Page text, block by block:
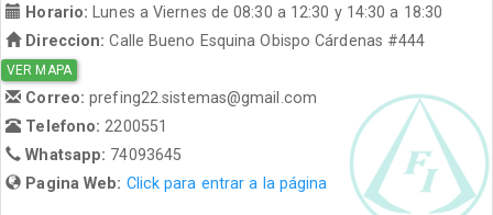
Horario:
Lunes a Viernes de 08:30 a 12:30 y 14:30 a 18:30
Direccion: Calle Bueno Esquina Obispo Cárdenas #444
VER MAPA
Correo:prefing22.sistemas@gmail.com
Telefono: 2200551
Whatsapp: 74093645
Pagina Web: Click para entrar a la página